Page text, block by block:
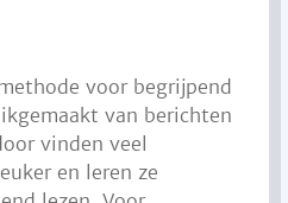
voor begrijpend
van berichten
vinden veel
en leren ze